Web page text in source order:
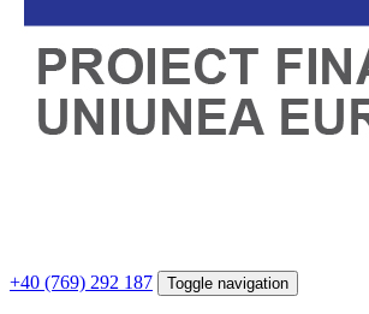
+40 (769) 292 187 Toggle navigation